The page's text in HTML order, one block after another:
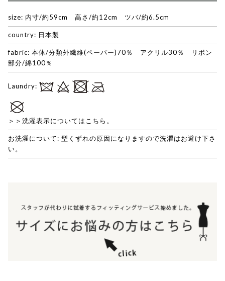
size: 内寸/約59cm 高さ/約12cm ツバ/約6.5cm
country: 日本製
fabric: 本体/分類外繊維(ペーパー)70％ アクリル30％ リボン
部分/綿100％
Laundry:
＞＞洗濯表示についてはこちら。
お洗濯について: 型くずれの原因になりますので洗濯はお避け下さ
い。